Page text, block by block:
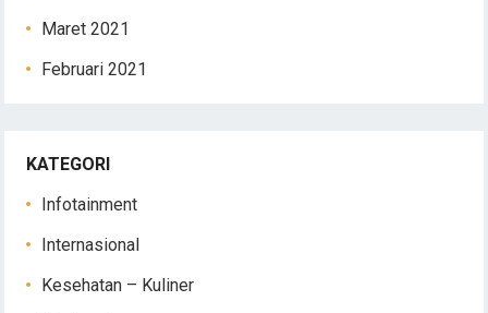
Maret 2021
Februari 2021
KATEGORI
Infotainment
Internasional
Kesehatan – Kuliner